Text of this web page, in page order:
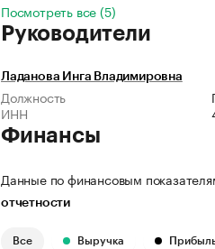
Посмотреть все (5)
Руководители
Ладанова Инга Владимировна
Должность
ИНН
Финансы
Данные по финансовым
отчетности
Все Выручка